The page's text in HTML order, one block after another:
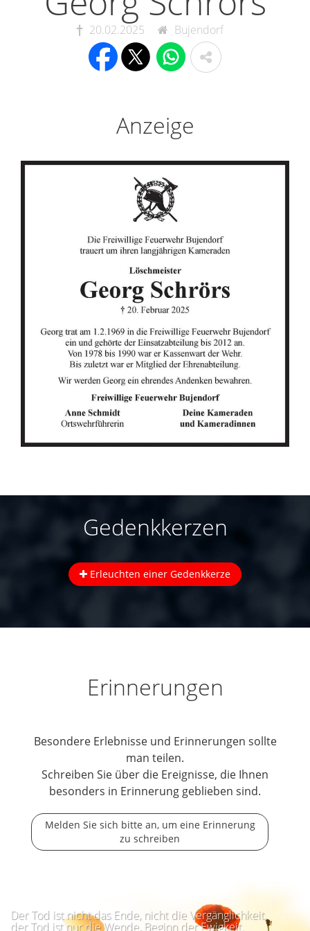
20.02.2025 Bujendorf
Anzeige
Gedenkkerzen
Erleuchten einer Gedenkkerze
Erinnerungen
Besondere Erlebnisse und Erinnerungen sollte
man teilen.
Schreiben Sie über die Ereignisse, die Ihnen
besonders in Erinnerung geblieben sind.
Melden Sie sich bitte an, um eine Erinnerung
zu schreiben
Der Tod ist nicht das Ende, nicht die Vergänglichkeit,
der Tod ist nur die Wende, Beginn der Ewigkeit.